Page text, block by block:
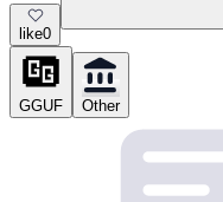
like0
GGUF Other